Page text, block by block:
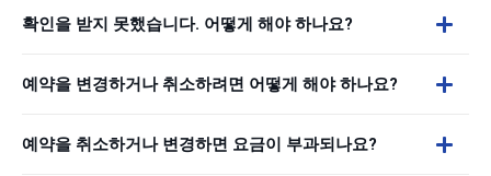
확인을 받지 못했습니다. 어떻게 해야 하나요?
예약을 변경하거나 취소하려면 어떻게 해야 하나요?
예약을 취소하거나 변경하면 요금이 부과되나요?